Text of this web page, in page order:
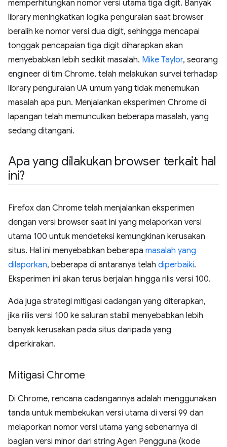
memperhitungkan nomor versi utama tiga digit. Banyak
library meningkatkan logika penguraian saat browser
beralih ke nomor versi dua digit, sehingga mencapai
tonggak pencapaian tiga digit diharapkan akan
menyebabkan lebih sedikit masalah. Mike Taylor, seorang
engineer di tim Chrome, telah melakukan survei terhadap
library penguraian UA umum yang tidak menemukan
masalah apa pun. Menjalankan eksperimen Chrome di
lapangan telah memunculkan beberapa masalah, yang
sedang ditangani.
Apa yang dilakukan browser terkait hal
ini?
Firefox dan Chrome telah menjalankan eksperimen
dengan versi browser saat ini yang melaporkan versi
utama 100 untuk mendeteksi kemungkinan kerusakan
situs. Hal ini menyebabkan beberapa masalah yang
dilaporkan, beberapa di antaranya telah diperbaiki.
Eksperimen ini akan terus berjalan hingga rilis versi 100.
Ada juga strategi mitigasi cadangan yang diterapkan,
jika rilis versi 100 ke saluran stabil menyebabkan lebih
banyak kerusakan pada situs daripada yang
diperkirakan.
Mitigasi Chrome
Di Chrome, rencana cadangannya adalah menggunakan
tanda untuk membekukan versi utama di versi 99 dan
melaporkan nomor versi utama yang sebenarnya di
bagian versi minor dari string Agen Pengguna (kode